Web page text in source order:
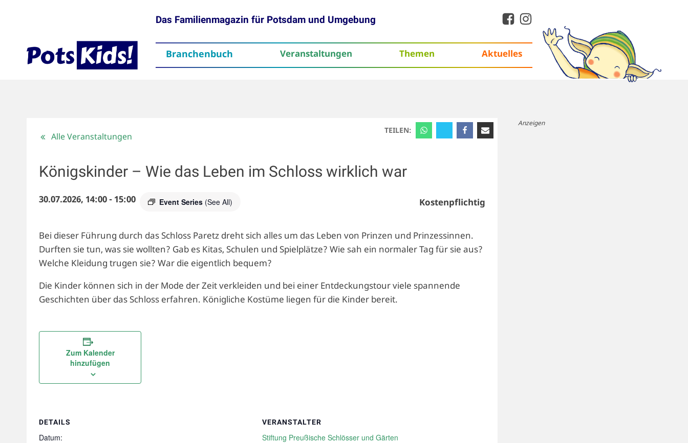
Das Familienmagazin für Potsdam und Umgebung
Branchenbuch Veranstaltungen Themen Aktuelles
TEILEN:
Alle Veranstaltungen
Königskinder – Wie das Leben im Schloss wirklich war
30.07.2026, 14:00- 15:00 Event Series (See All) Kostenpflichtig
Bei dieser Führung durch das Schloss Paretz dreht sich alles um das Leben von Prinzen und Prinzessinnen.
Durften sie tun, was sie wollten? Gab es Kitas, Schulen und Spielplätze? Wie sah ein normaler Tag für sie aus?
Welche Kleidung trugen sie? War die eigentlich bequem?
Die Kinder können sich in der Mode der Zeit verkleiden und bei einer Entdeckungstour viele spannende
Geschichten über das Schloss erfahren. Königliche Kostüme liegen für die Kinder bereit.
Zum Kalender
hinzufügen
DETAILS
Datum:
VERANSTALTER
Stiftung Preußische Schlösser und Gärten
Anzeigen
ThemenAktuelles